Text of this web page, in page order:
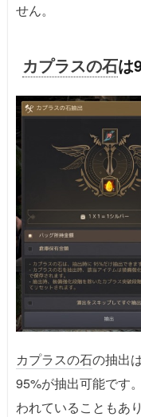
せん。
カプラスの石は
カプラスの石の抽出
95%が抽出可能です
われていることもあり